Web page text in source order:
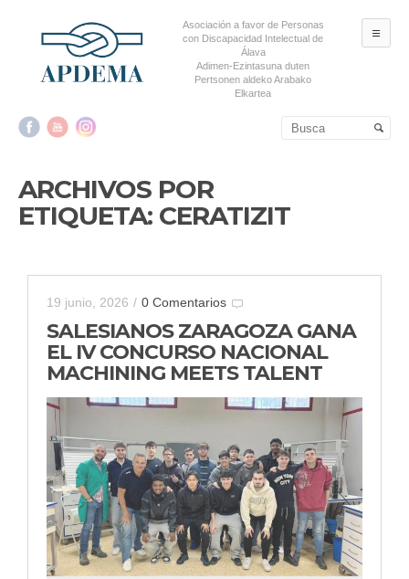
Asociación a favor de Personas
con Discapacidad Intelectual de
Álava
Adimen-Ezintasuna duten
Pertsonen aldeko Arabako
Elkartea
secundario
ARCHIVOS POR
ETIQUETA: CERATIZIT
19 junio, 2026 / 0 Comentarios
SALESIANOS ZARAGOZA GANA
EL IV CONCURSO NACIONAL
MACHINING MEETS TALENT